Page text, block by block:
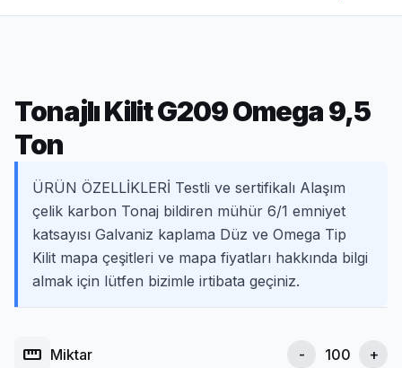
Tonajlı Kilit G209 Omega 9,5
Ton
ÜRÜN ÖZELLİKLERİ Testli ve sertifikalı Alaşım
çelik karbon Tonaj bildiren mühür 6/1 emniyet
katsayısı Galvaniz kaplama Düz ve Omega Tip
Kilit mapa çeşitleri ve mapa fiyatları hakkında bilgi
almak için lütfen bizimle irtibata geçiniz.
straighten Miktar - +